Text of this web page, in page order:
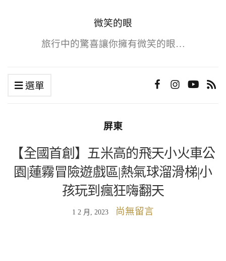
微笑的眼
旅行中的驚喜讓你擁有微笑的眼…
選單
屏東
【全國首創】五米高的飛天小火車公
園|蓮霧冒險遊戲區|熱氣球溜滑梯|小
孩玩到瘋狂嗨翻天
1 2 月, 2023 尚無留言